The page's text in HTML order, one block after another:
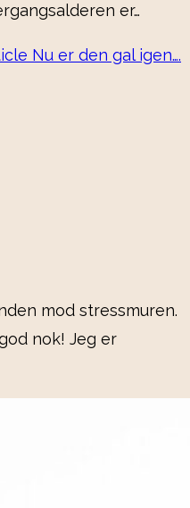
er…
mod stressmuren.
nok! Jeg er